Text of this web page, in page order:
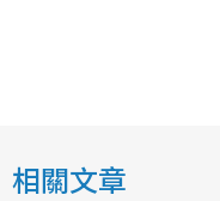
相關文章